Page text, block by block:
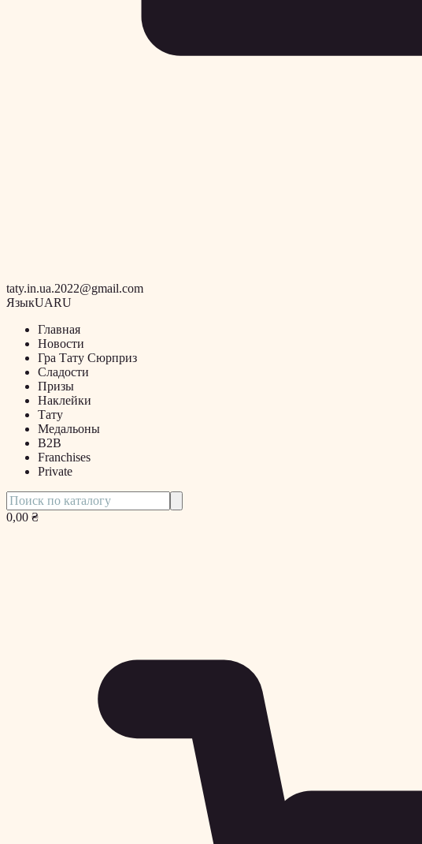
taty.in.ua.2022@gmail.com
ЯзыкUARU
Главная
Новости
Гра Тату Сюрприз
Сладости
Призы
Наклейки
Тату
Медальоны
B2B
Franchises
Private
0,00 ₴